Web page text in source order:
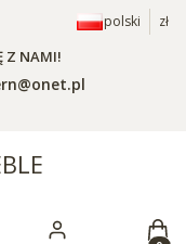
polski zł
Z NAMI!